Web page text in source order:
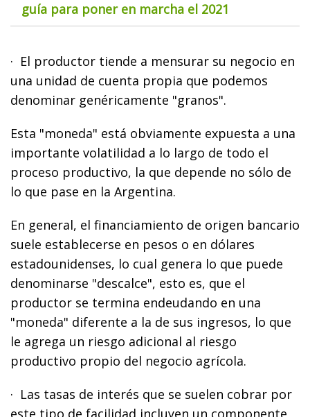
guía para poner en marcha el 2021
· El productor tiende a mensurar su negocio en
una unidad de cuenta propia que podemos
denominar genéricamente "granos".
Esta "moneda" está obviamente expuesta a una
importante volatilidad a lo largo de todo el
proceso productivo, la que depende no sólo de
lo que pase en la Argentina.
En general, el financiamiento de origen bancario
suele establecerse en pesos o en dólares
estadounidenses, lo cual genera lo que puede
denominarse "descalce", esto es, que el
productor se termina endeudando en una
"moneda" diferente a la de sus ingresos, lo que
le agrega un riesgo adicional al riesgo
productivo propio del negocio agrícola.
· Las tasas de interés que se suelen cobrar por
este tipo de facilidad incluyen un componente